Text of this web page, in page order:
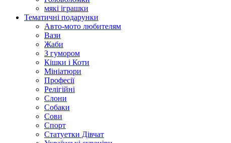
мякі іграшки
Тематичні подарунки
Авто-мото любителям
Вази
Жаби
З гумором
Кішки і Коти
Мініатюри
Професії
Релігійні
Слони
Собаки
Сови
Спорт
Статуетки Дівчат